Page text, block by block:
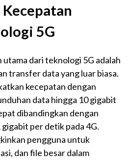
5G
utama dari teknologi 5G adalah
transfer data yang luar biasa.
kecepatan dengan
data hingga 10 gigabit
dibandingkan dengan
per detik pada 4G.
pengguna untuk
dan file besar dalam